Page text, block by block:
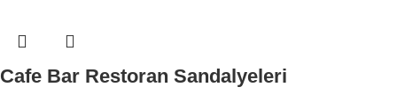
Cafe Bar Restoran Sandalyeleri